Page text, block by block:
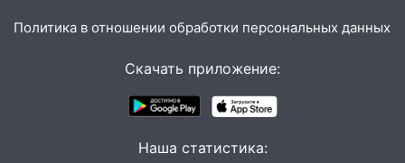
пилотным регионом проекта
области на 8 августа
В реанимацию Ульяновской
Политика в отношении обработки персональных данных
Скачать приложение:
Наша статистика: